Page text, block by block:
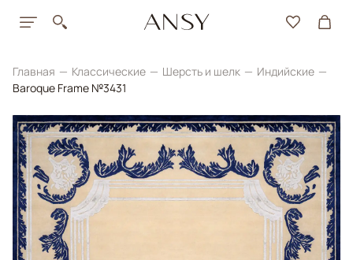
Главная Классические Шерсть и шелк
Индийские
Baroque Frame №3431